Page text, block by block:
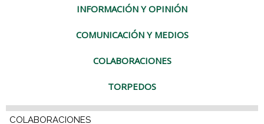
INFORMACIÓN Y OPINIÓN
COMUNICACIÓN Y MEDIOS
COLABORACIONES
TORPEDOS
COLABORACIONES